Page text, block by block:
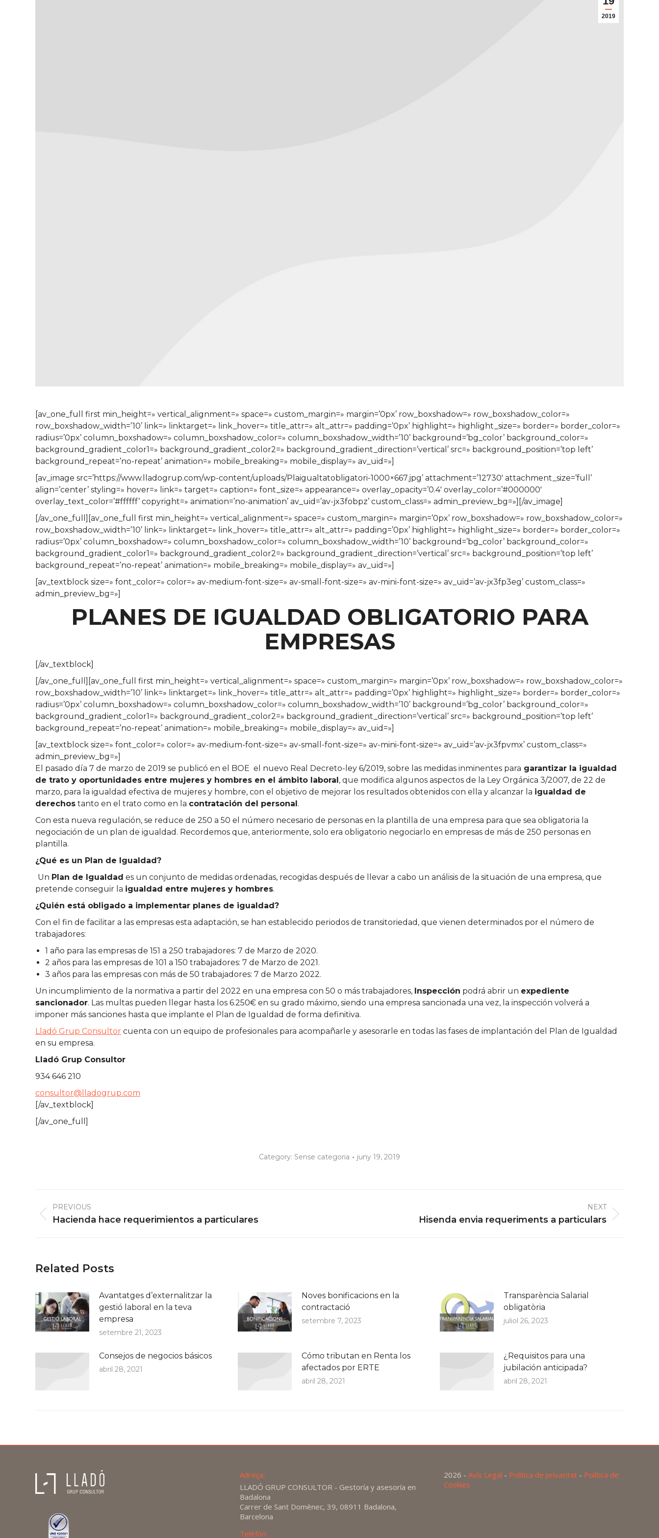
2019
[av_one_full first min_height=» vertical_alignment=» space=» custom_margin=» margin=’0px’ row_boxshadow=» row_boxshadow_color=»
row_boxshadow_width=’10’ link=» linktarget=» link_hover=» title_attr=» alt_attr=» padding=’0px’ highlight=» highlight_size=» border=» border_color=»
radius=’0px’ column_boxshadow=» column_boxshadow_color=» column_boxshadow_width=’10’ background=’bg_color’ background_color=»
background_gradient_color1=» background_gradient_color2=» background_gradient_direction=’vertical’ src=» background_position=’top left’
background_repeat=’no-repeat’ animation=» mobile_breaking=» mobile_display=» av_uid=»]
[av_image src=’https://www.lladogrup.com/wp-content/uploads/Plaigualtatobligatori-1000×667.jpg’ attachment=’12730′ attachment_size=’full’
align=’center’ styling=» hover=» link=» target=» caption=» font_size=» appearance=» overlay_opacity=’0.4′ overlay_color=’#000000′
overlay_text_color=’#ffffff’ copyright=» animation=’no-animation’ av_uid=’av-jx3fobpz’ custom_class=» admin_preview_bg=»][/av_image]
[/av_one_full][av_one_full first min_height=» vertical_alignment=» space=» custom_margin=» margin=’0px’ row_boxshadow=» row_boxshadow_color=»
row_boxshadow_width=’10’ link=» linktarget=» link_hover=» title_attr=» alt_attr=» padding=’0px’ highlight=» highlight_size=» border=» border_color=»
radius=’0px’ column_boxshadow=» column_boxshadow_color=» column_boxshadow_width=’10’ background=’bg_color’ background_color=»
background_gradient_color1=» background_gradient_color2=» background_gradient_direction=’vertical’ src=» background_position=’top left’
background_repeat=’no-repeat’ animation=» mobile_breaking=» mobile_display=» av_uid=»]
[av_textblock size=» font_color=» color=» av-medium-font-size=» av-small-font-size=» av-mini-font-size=» av_uid=’av-jx3fp3eg’ custom_class=»
admin_preview_bg=»]
PLANES DE IGUALDAD OBLIGATORIO PARA
EMPRESAS
[/av_textblock]
[/av_one_full][av_one_full first min_height=» vertical_alignment=» space=» custom_margin=» margin=’0px’ row_boxshadow=» row_boxshadow_color=»
row_boxshadow_width=’10’ link=» linktarget=» link_hover=» title_attr=» alt_attr=» padding=’0px’ highlight=» highlight_size=» border=» border_color=»
radius=’0px’ column_boxshadow=» column_boxshadow_color=» column_boxshadow_width=’10’ background=’bg_color’ background_color=»
background_gradient_color1=» background_gradient_color2=» background_gradient_direction=’vertical’ src=» background_position=’top left’
background_repeat=’no-repeat’ animation=» mobile_breaking=» mobile_display=» av_uid=»]
[av_textblock size=» font_color=» color=» av-medium-font-size=» av-small-font-size=» av-mini-font-size=» av_uid=’av-jx3fpvmx’ custom_class=»
admin_preview_bg=»]
El pasado día 7 de marzo de 2019 se publicó en el BOE el nuevo Real Decreto-ley 6/2019, sobre las medidas inminentes para garantizar la igualdad
de trato y oportunidades entre mujeres y hombres en el ámbito laboral, que modifica algunos aspectos de la Ley Orgánica 3/2007, de 22 de
marzo, para la igualdad efectiva de mujeres y hombre, con el objetivo de mejorar los resultados obtenidos con ella y alcanzar la igualdad de
derechos tanto en el trato como en la contratación del personal.
Con esta nueva regulación, se reduce de 250 a 50 el número necesario de personas en la plantilla de una empresa para que sea obligatoria la
negociación de un plan de igualdad. Recordemos que, anteriormente, solo era obligatorio negociarlo en empresas de más de 250 personas en
plantilla.
¿Qué es un Plan de Igualdad?
Un Plan de Igualdad es un conjunto de medidas ordenadas, recogidas después de llevar a cabo un análisis de la situación de una empresa, que
pretende conseguir la igualdad entre mujeres y hombres.
¿Quién está obligado a implementar planes de igualdad?
Con el fin de facilitar a las empresas esta adaptación, se han establecido periodos de transitoriedad, que vienen determinados por el número de
trabajadores:
1 año para las empresas de 151 a 250 trabajadores: 7 de Marzo de 2020.
2 años para las empresas de 101 a 150 trabajadores: 7 de Marzo de 2021.
3 años para las empresas con más de 50 trabajadores: 7 de Marzo 2022.
Un incumplimiento de la normativa a partir del 2022 en una empresa con 50 o más trabajadores, Inspección podrá abrir un expediente
sancionador. Las multas pueden llegar hasta los 6.250€ en su grado máximo, siendo una empresa sancionada una vez, la inspección volverá a
imponer más sanciones hasta que implante el Plan de Igualdad de forma definitiva.
Lladó Grup Consultor cuenta con un equipo de profesionales para acompañarle y asesorarle en todas las fases de implantación del Plan de Igualdad
en su empresa.
Lladó Grup Consultor
934 646 210
consultor@lladogrup.com
[/av_textblock]
[/av_one_full]
Category: Sense categoria juny 19, 2019
navigation
PREVIOUS
Previous
Hacienda hace requerimientos a particulares
NEXT
Hisenda envia requeriments a particulars
Related Posts
Avantatges d’externalitzar la
gestió laboral en la teva
empresa
setembre 21, 2023
Noves bonificacions en la
contractació
setembre 7, 2023
Transparència Salarial
obligatòria
juliol 26, 2023
Consejos de negocios básicos
abril 28, 2021
Cómo tributan en Renta los
afectados por ERTE
abril 28, 2021
¿Requisitos para una
jubilación anticipada?
abril 28, 2021
Adreça:
LLADÓ GRUP CONSULTOR - Gestoría y asesoría en
Badalona
Carrer de Sant Domènec, 39, 08911 Badalona,
Barcelona
Telèfon:
2026 -Avís Legal - Política de privacitat - Política de
Cookies